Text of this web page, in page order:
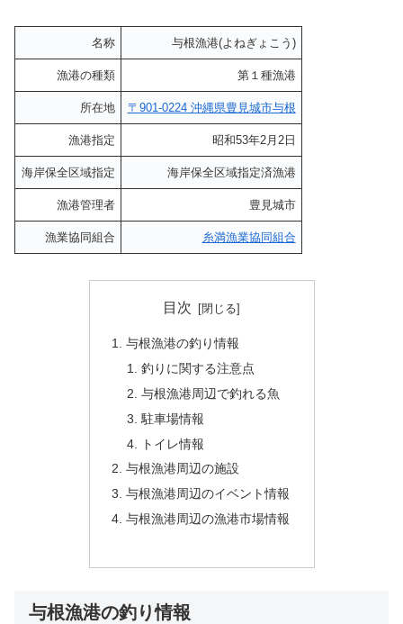
名称 与根漁港(よねぎょこう)
漁港の種類 第１種漁港
所在地 〒901-0224 沖縄県豊見城市与根
漁港指定 昭和53年2月2日
海岸保全区域指定 海岸保全区域指定済漁港
漁港管理者 豊見城市
漁業協同組合 糸満漁業協同組合
目次
与根漁港の釣り情報
釣りに関する注意点
与根漁港周辺で釣れる魚
駐車場情報
トイレ情報
与根漁港周辺の施設
与根漁港周辺のイベント情報
与根漁港周辺の漁港市場情報
与根漁港の釣り情報